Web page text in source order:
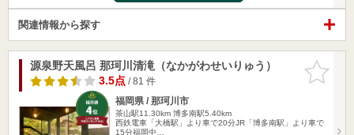
関連情報から探す
お気に入
りに追加
源泉野天風呂 那珂川清滝（なかがわせいりゅう）
3.5点/ 81 件
福岡県 / 那珂川市
茶山駅11.30km 博多南駅5.40km
西鉄電車「大橋駅」より車で20分JR「博多南駅」より車で
15分福岡中…